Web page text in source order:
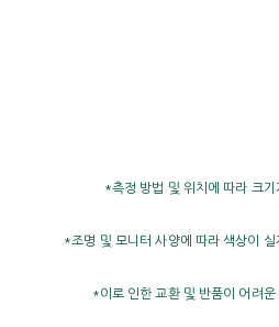
*측정 방법 및 위치에 따라 크기
*조명 및 모니터 사양에 따라 색상이 실
*이로 인한 교환 및 반품이 어려운